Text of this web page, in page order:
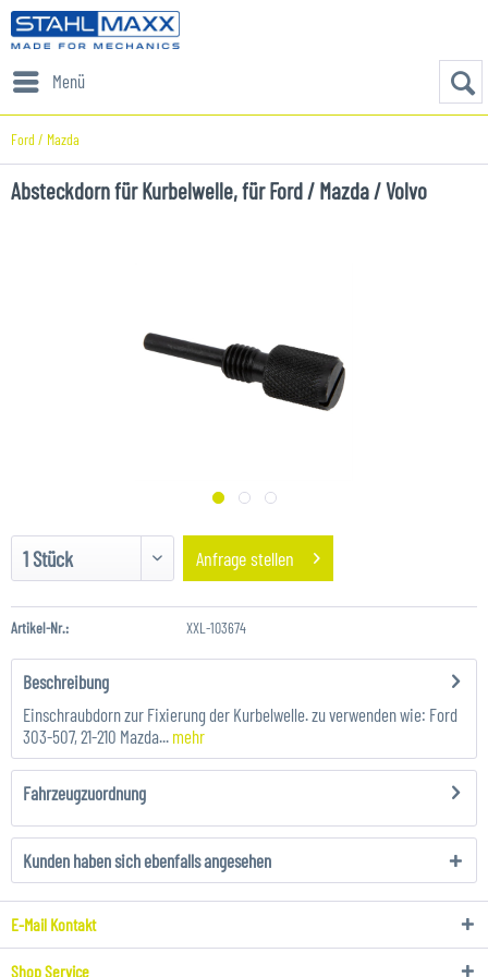
Menü
Ford / Mazda
Absteckdorn für Kurbelwelle, für Ford / Mazda / Volvo
Anfrage stellen
Artikel-Nr.: XXL-103674
Beschreibung
Einschraubdorn zur Fixierung der Kurbelwelle. zu verwenden wie: Ford
303-507, 21-210 Mazda... mehr
Fahrzeugzuordnung
Kunden haben sich ebenfalls angesehen
E-Mail Kontakt
Shop Service